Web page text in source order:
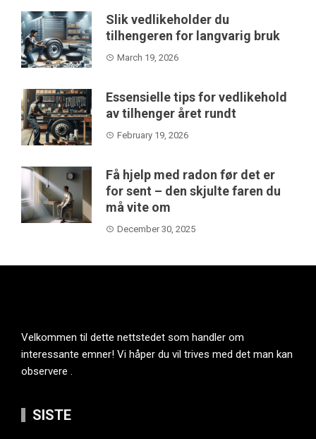
Slik vedlikeholder du
tilhengeren for langvarig bruk
March 19, 2026
Essensielle tips for vedlikehold
av tilhenger året rundt
February 19, 2026
Få hjelp med radon før det er
for sent – den skjulte faren du
må vite om
December 30, 2025
Velkommen til dette nettstedet som handler om
interessante emner! Vi håper du vil trives med det man kan
observere .
SISTE